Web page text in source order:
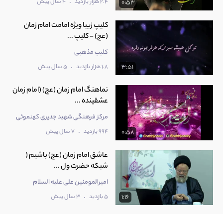
0:53 2.4 هزار بازدید 4 سال پیش
3:51
کلیپ زیبا ویژه امامت امام زمان
(عج) - کلیپ ...
کلیپ مذهبی
1.8 هزار بازدید . 5 سال پیش
0:58
نماهنگ امام زمان (عج) (امام زمان
عشقینده ...
مرکز فرهنگی شهید جدیری کهنموئی
994 بازدید . 7 سال پیش
1:16
عاشق امام زمان (عج) باشیم (
شبکه حضرت ول ...
امیرالمومنین علی عليه السلام
5 بازدید . 3 سال پیش